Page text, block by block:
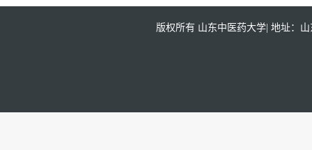
版权所有 山东中医药大学| 地址：